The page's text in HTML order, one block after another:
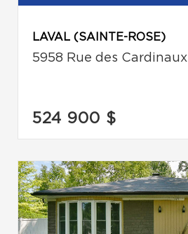
LAVAL (SAINTE-ROSE)
5958 Rue des Cardinaux
524 900 $